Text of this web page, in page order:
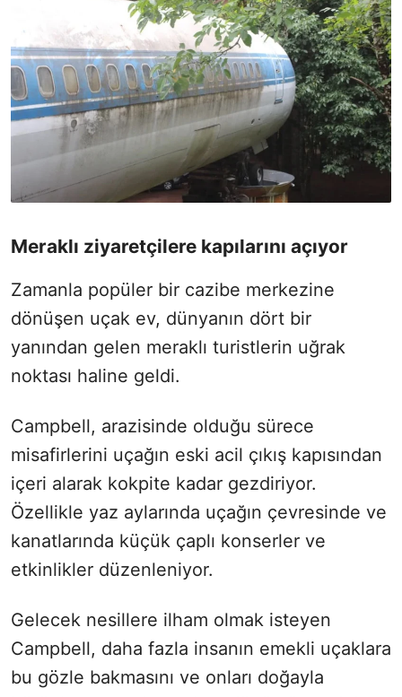
Meraklı ziyaretçilere kapılarını açıyor
Zamanla popüler bir cazibe merkezine
dönüşen uçak ev, dünyanın dört bir
yanından gelen meraklı turistlerin uğrak
noktası haline geldi.
Campbell, arazisinde olduğu sürece
misafirlerini uçağın eski acil çıkış kapısından
içeri alarak kokpite kadar gezdiriyor.
Özellikle yaz aylarında uçağın çevresinde ve
kanatlarında küçük çaplı konserler ve
etkinlikler düzenleniyor.
Gelecek nesillere ilham olmak isteyen
Campbell, daha fazla insanın emekli uçaklara
bu gözle bakmasını ve onları doğayla